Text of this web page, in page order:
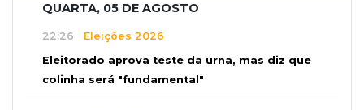
QUARTA, 05 DE AGOSTO
22:26 Eleições 2026
Eleitorado aprova teste da urna, mas diz que
colinha será "fundamental"